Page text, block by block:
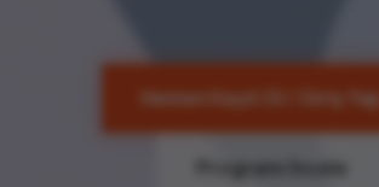
Hemen Kayıt Ol / Giriş Yap